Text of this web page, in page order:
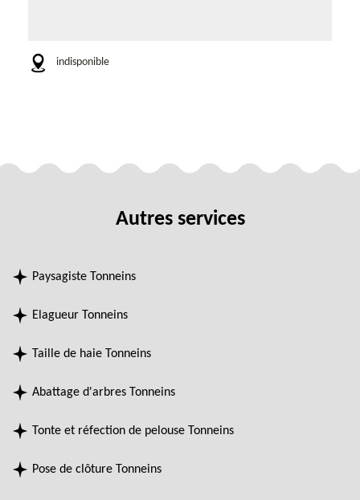
indisponible
Autres services
Paysagiste Tonneins
Elagueur Tonneins
Taille de haie Tonneins
Abattage d'arbres Tonneins
Tonte et réfection de pelouse Tonneins
Pose de clôture Tonneins